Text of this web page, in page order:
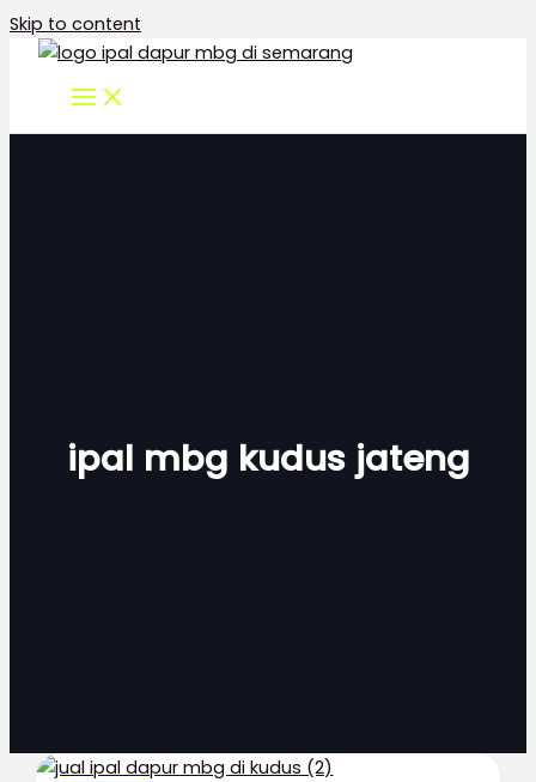
Skip to content
ipal mbg kudus jateng